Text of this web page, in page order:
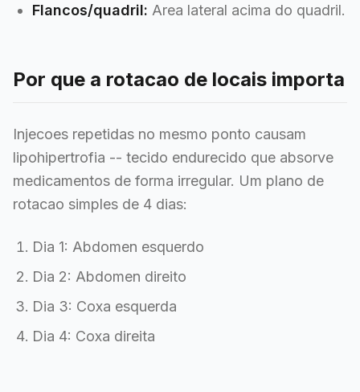
Flancos/quadril: Area lateral acima do quadril.
Por que a rotacao de locais importa
Injecoes repetidas no mesmo ponto causam
lipohipertrofia -- tecido endurecido que absorve
medicamentos de forma irregular. Um plano de
rotacao simples de 4 dias:
Dia 1: Abdomen esquerdo
Dia 2: Abdomen direito
Dia 3: Coxa esquerda
Dia 4: Coxa direita